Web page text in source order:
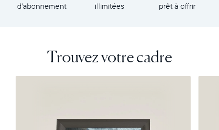
d'abonnement
illimitées
prêt à offrir
Trouvez votre cadre